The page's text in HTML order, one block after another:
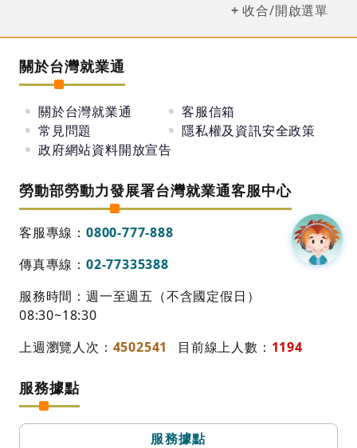
收合/開啟選單
關於台灣就業通
關於台灣就業通
客服信箱
常見問題
隱私權及資訊安全政策
政府網站資料開放宣告
勞動部勞動力發展署台灣就業通客服中心
客服專線： 0800-777-888
傳真專線： 02-77335388
服務時間：週一至週五（不含國定假日）
08:30~18:30
上週瀏覽人次： 4502541 目前線上人數： 1194
服務據點
服務據點